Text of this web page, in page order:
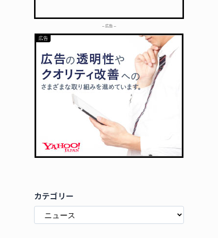
– 広告 –
カテゴリー